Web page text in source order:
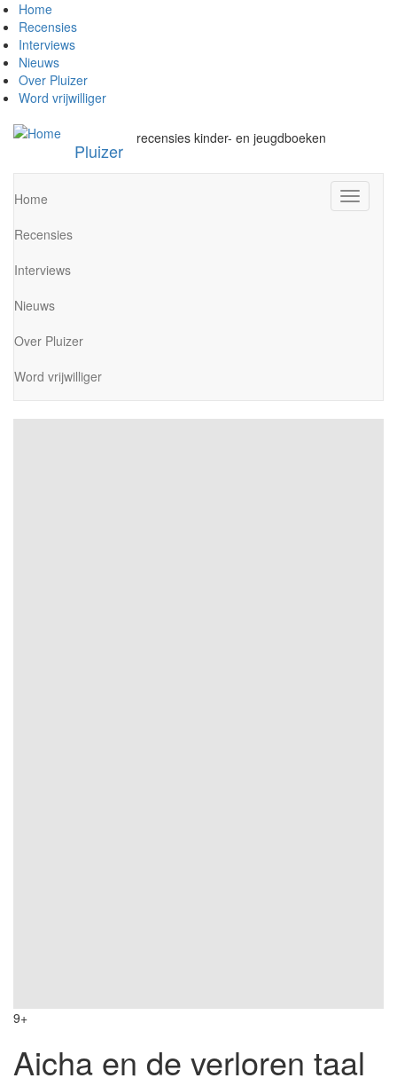
Overslaan
en
naar
de
inhoud
gaan
Home
Recensies
Interviews
Nieuws
Over Pluizer
Word vrijwilliger
Pluizer
recensies kinder- en jeugdboeken
wisselen
Home
Recensies
Interviews
Nieuws
Over Pluizer
Word vrijwilliger
9+
Aicha en de verloren taal